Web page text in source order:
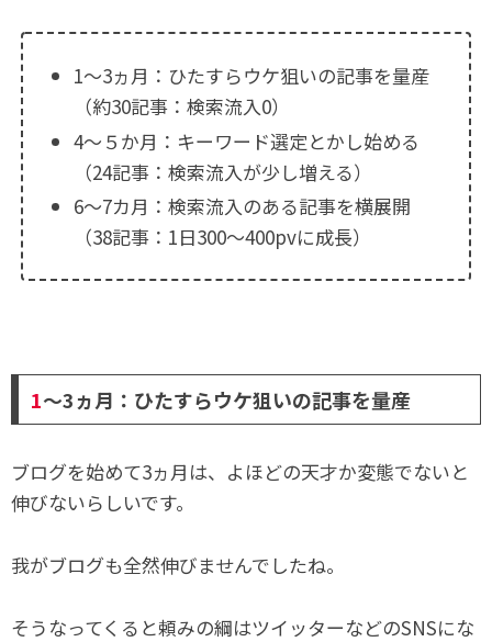
1～3ヵ月：ひたすらウケ狙いの記事を量産
（約30記事：検索流入0）
4～５か月：キーワード選定とかし始める
（24記事：検索流入が少し増える）
6～7カ月：検索流入のある記事を横展開
（38記事：1日300～400pvに成長）
1～3ヵ月：ひたすらウケ狙いの記事を量産
ブログを始めて3ヵ月は、よほどの天才か変態でないと
伸びないらしいです。
我がブログも全然伸びませんでしたね。
そうなってくると頼みの綱はツイッターなどのSNSにな